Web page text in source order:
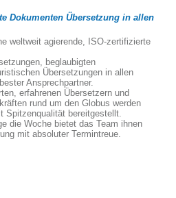
Dokumenten Übersetzung in allen
weltweit agierende, ISO-zertifizierte
beglaubigten
Übersetzungen in allen
Ansprechpartner.
erfahrenen Übersetzern und
rund um den Globus werden
Spitzenqualität bereitgestellt.
die Woche bietet das Team ihnen
mit absoluter Termintreue.